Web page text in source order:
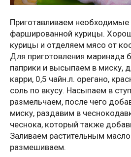
Приготавливаем
фаршированной курицы.
курицы и отделяем мясо от
Для приготовления маринада
паприки и высыпаем в миску,
карри, 0,5 чайн.л. орегано,
соль по вкусу. Насыпаем в
размельчаем, после чего
миску, раздавим в
чеснока, который также
Заливаем растительным
размешиваем.